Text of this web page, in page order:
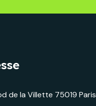
de la Villette 75019 Paris